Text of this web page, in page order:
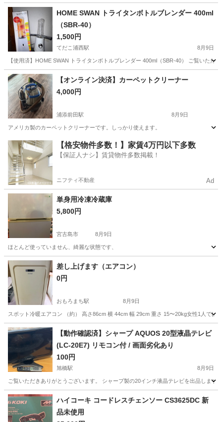
HOME SWAN トライタンボトルブレンダー 400ml
（SBR-40）
1,500円
てだこ浦西駅 8月9日
【使用済】HOME SWAN トライタンボトルブレンダー 400ml（SBR-40） ご覧いた
沖縄 沖縄市 てだこ浦西駅 キッチン家電
【オンライン決済】カーペットクリーナー
4,000円
浦添前田駅 8月9日
アメリカ製のカーペットクリーナーです。しっかり使えます。
沖縄 中頭郡 浦添前田駅 生活家電
【格安物件多数！】家賃4万円以下多数
【保証人ナシ】賃貸物件多数掲載！
ニフティ不動産 Ad
単身用冷凍冷蔵庫
5,800円
宮古島市 8月9日
ほとんど使っていません、綺麗な状態です、
沖縄 宮古島市 キッチン家電
差し上げます（エアコン）
0円
おもろまち駅 8月9日
スポット冷暖エアコン （約） 高さ86cm 横 44cm 幅 29cm 重さ 15〜20kg女性1人で
沖縄 那覇市 おもろまち駅 季節、空調家電
【動作確認済】シャープ AQUOS 20型液晶テレビ
(LC-20E7) リモコン付 / 画面劣化あり
100円
旭橋駅 8月9日
ご覧いただきありがとうございます。 シャープ製の20インチ液晶テレビを出品しま
沖縄 那覇市 旭橋駅
ハイコーキ コードレスチェンソー CS3625DC 新
品未使用